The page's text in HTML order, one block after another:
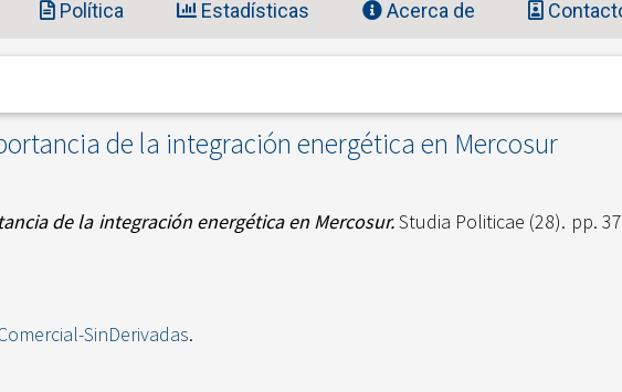
Política Estadísticas Acerca de
de la integración energética en Mercosur
de la integración energética en Mercosur.Studia Politicae (28). pp.
SinDerivadas.